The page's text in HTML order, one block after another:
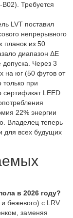
Требуется
LVT поставил
непрерывного
планок из 50
диапазон ΔE
Через 3
на юг (50 футов от
при
сертификат LEED
22% энергии
Владелец теперь
для всех будущих
в 2026 году?
бежевого) с LRV
заменяя